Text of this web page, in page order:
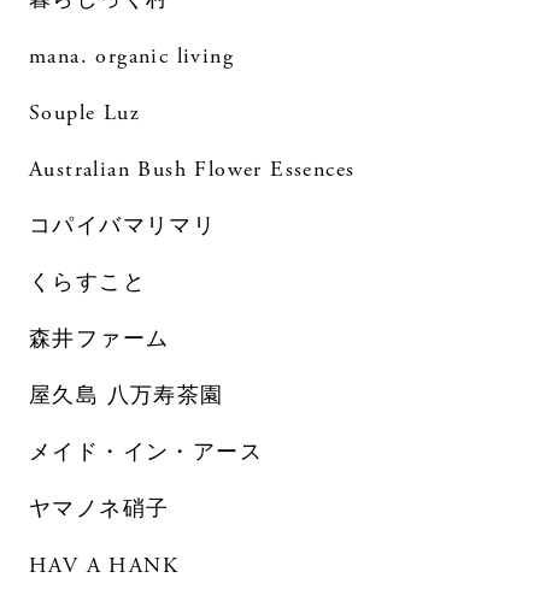
mana. organic living
Souple Luz
Australian Bush Flower Essences
コパイバマリマリ
くらすこと
森井ファーム
屋久島 八万寿茶園
メイド・イン・アース
ヤマノネ硝子
HAV A HANK